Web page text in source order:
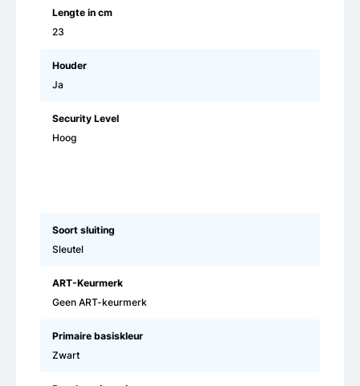
Lengte in cm
23
Houder
Ja
Security Level
Hoog
Soort sluiting
Sleutel
ART-Keurmerk
Geen ART-keurmerk
Primaire basiskleur
Zwart